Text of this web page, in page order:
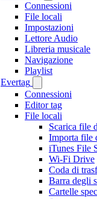
Connessioni
File locali
Impostazioni
Lettore Audio
Libreria musicale
Navigazione
Playlist
Evertag
Connessioni
Editor tag
File locali
Scarica file
Importa file
iTunes File
Wi-Fi Drive
Coda di
Barra degli
Cartelle